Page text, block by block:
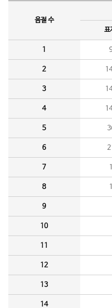
음절 수
표
1
2
3
4
5
6
7
8
9
10
11
12
13
14